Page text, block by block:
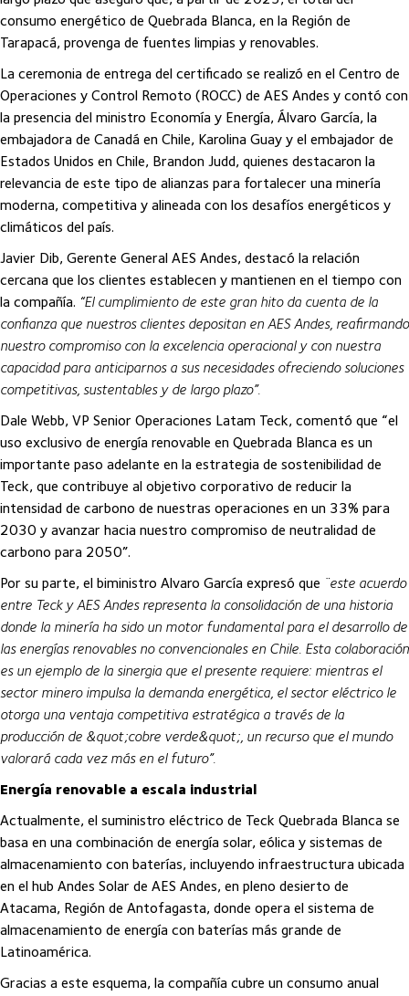
consumo energético de Quebrada Blanca, en la Región de
Tarapacá, provenga de fuentes limpias y renovables.
La ceremonia de entrega del certificado se realizó en el Centro de
Operaciones y Control Remoto (ROCC) de AES Andes y contó con
la presencia del ministro Economía y Energía, Álvaro García, la
embajadora de Canadá en Chile, Karolina Guay y el embajador de
Estados Unidos en Chile, Brandon Judd, quienes destacaron la
relevancia de este tipo de alianzas para fortalecer una minería
moderna, competitiva y alineada con los desafíos energéticos y
climáticos del país.
Javier Dib, Gerente General AES Andes, destacó la relación
cercana que los clientes establecen y mantienen en el tiempo con
la compañía. “El cumplimiento de este gran hito da cuenta de la
confianza que nuestros clientes depositan en AES Andes, reafirmando
nuestro compromiso con la excelencia operacional y con nuestra
capacidad para anticiparnos a sus necesidades ofreciendo soluciones
competitivas, sustentables y de largo plazo”.
Dale Webb, VP Senior Operaciones Latam Teck, comentó que “el
uso exclusivo de energía renovable en Quebrada Blanca es un
importante paso adelante en la estrategia de sostenibilidad de
Teck, que contribuye al objetivo corporativo de reducir la
intensidad de carbono de nuestras operaciones en un 33% para
2030 y avanzar hacia nuestro compromiso de neutralidad de
carbono para 2050”.
Por su parte, el biministro Alvaro García expresó que ¨este acuerdo
entre Teck y AES Andes representa la consolidación de una historia
donde la minería ha sido un motor fundamental para el desarrollo de
las energías renovables no convencionales en Chile. Esta colaboración
es un ejemplo de la sinergia que el presente requiere: mientras el
sector minero impulsa la demanda energética, el sector eléctrico le
otorga una ventaja competitiva estratégica a través de la
producción de &quot;cobre verde&quot;, un recurso que el mundo
valorará cada vez más en el futuro”.
Energía renovable a escala industrial
Actualmente, el suministro eléctrico de Teck Quebrada Blanca se
basa en una combinación de energía solar, eólica y sistemas de
almacenamiento con baterías, incluyendo infraestructura ubicada
en el hub Andes Solar de AES Andes, en pleno desierto de
Atacama, Región de Antofagasta, donde opera el sistema de
almacenamiento de energía con baterías más grande de
Latinoamérica.
Gracias a este esquema, la compañía cubre un consumo anual